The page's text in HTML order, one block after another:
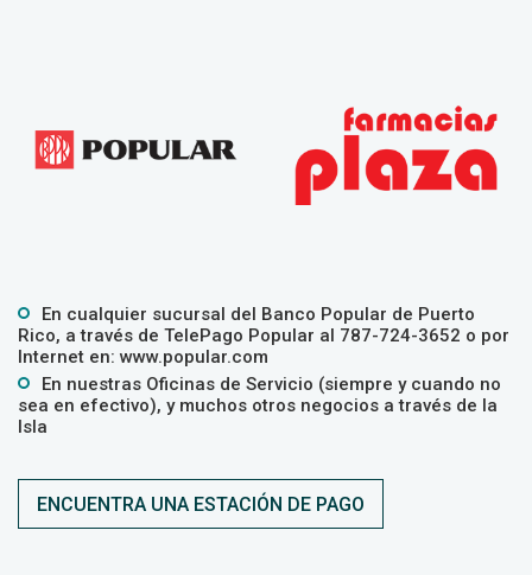
En cualquier sucursal del Banco Popular de Puerto
Rico, a través de TelePago Popular al 787-724-3652 o por
Internet en: www.popular.com
En nuestras Oficinas de Servicio (siempre y cuando no
sea en efectivo), y muchos otros negocios a través de la
Isla
ENCUENTRA UNA ESTACIÓN DE PAGO